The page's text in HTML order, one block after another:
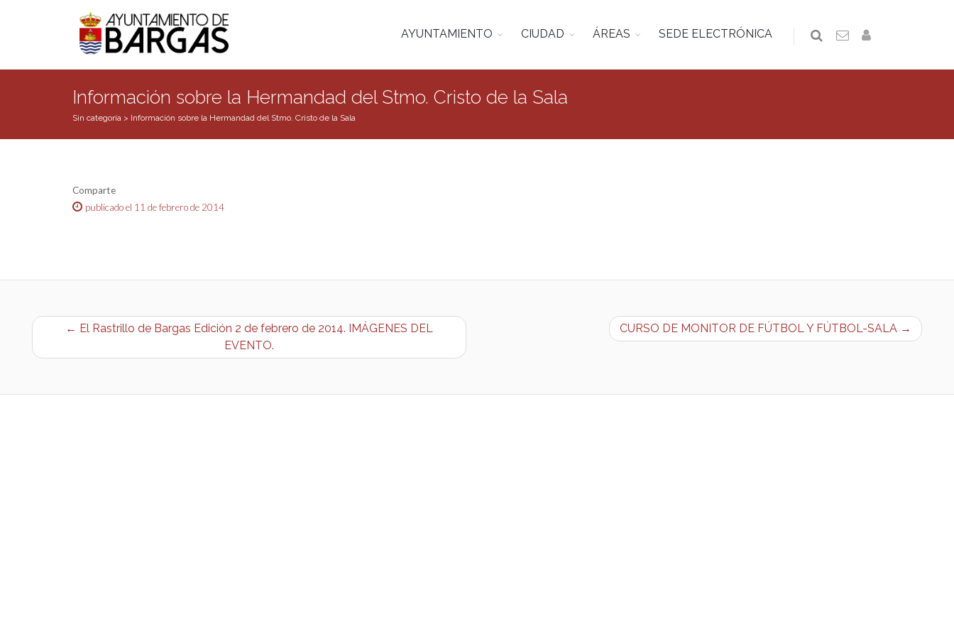
AYUNTAMIENTO CIUDAD ÁREAS SEDE ELECTRÓNICA
Información sobre la Hermandad del Stmo. Cristo de la Sala
Sin categoría > Información sobre la Hermandad del Stmo. Cristo de la Sala
Comparte
publicado el 11 de febrero de 2014
← El Rastrillo de Bargas Edición 2 de febrero de 2014. IMÁGENES DEL
EVENTO.
CURSO DE MONITOR DE FÚTBOL Y FÚTBOL-SALA →